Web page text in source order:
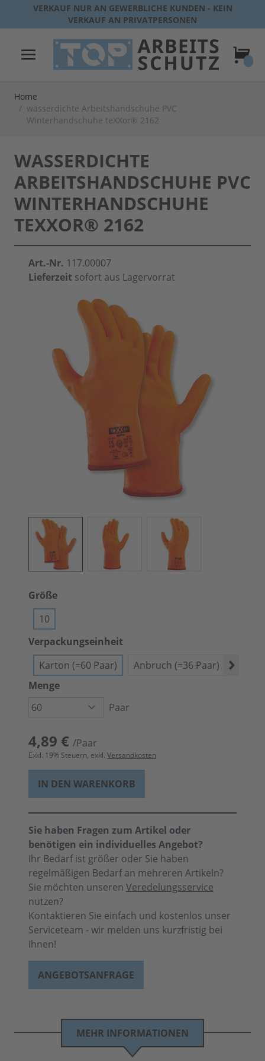
Direkt zum Inhalt
VERKAUF NUR AN GEWERBLICHE KUNDEN - KEIN
VERKAUF AN PRIVATPERSONEN
Home
/ wasserdichte Arbeitshandschuhe PVC
Winterhandschuhe teXXor® 2162
WASSERDICHTE
ARBEITSHANDSCHUHE PVC
WINTERHANDSCHUHE
TEXXOR® 2162
Art.-Nr. 117.00007
Lieferzeit sofort aus Lagervorrat
Größe
10
Verpackungseinheit
Karton (=60 Paar)
Anbruch (=36 Paar)
Menge
Paar
4,89 € /Paar
Exkl. 19% Steuern, exkl. Versandkosten
IN DEN WARENKORB
Sie haben Fragen zum Artikel oder
benötigen ein individuelles Angebot?
Ihr Bedarf ist größer oder Sie haben
regelmäßigen Bedarf an mehreren Artikeln?
Sie möchten unseren Veredelungsservice
nutzen?
Kontaktieren Sie einfach und kostenlos unser
Serviceteam - wir melden uns kurzfristig bei
Ihnen!
ANGEBOTSANFRAGE
MEHR INFORMATIONEN